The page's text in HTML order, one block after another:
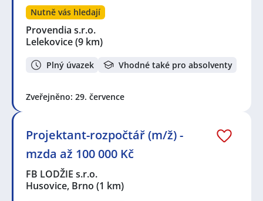
Nutně vás hledají
Provendia s.r.o.
Lelekovice(9 km)
Plný úvazek Vhodné také pro absolventy
Zveřejněno: 29. července
Projektant-rozpočtář (m/ž) -
mzda až 100 000 Kč
FB LODŽIE s.r.o.
Husovice, Brno (1 km)